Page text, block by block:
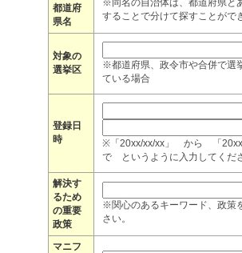
都道府
県名
※同名の自治体は、都道府県と
することで分けて探すことがで
対象の
選挙区
※都道府県、政令市や合併で選
ている場合
登録日
時
※「20xx/xx/xx」 から 「20xx/
で というように入力してくだ
解決す
るため
の重要
政策
※関心のあるキーワード、政策
さい。
マニフ